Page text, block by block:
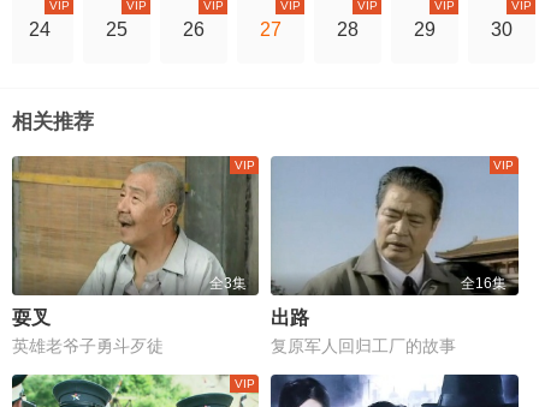
24
VIP
25
VIP
26
VIP
27
VIP
28
VIP
29
VIP
30
VIP
相关推荐
全3集
耍叉
英雄老爷子勇斗歹徒
全16集
出路
复原军人回归工厂的故事